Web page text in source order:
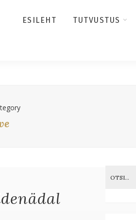
ESILEHT TUTVUSTUS